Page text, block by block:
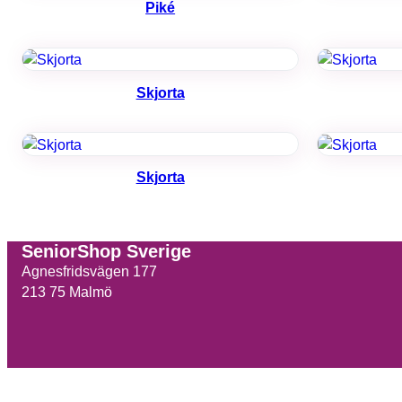
Piké
Skjorta
Skjorta
SeniorShop Sverige
Agnesfridsvägen 177
213 75 Malmö